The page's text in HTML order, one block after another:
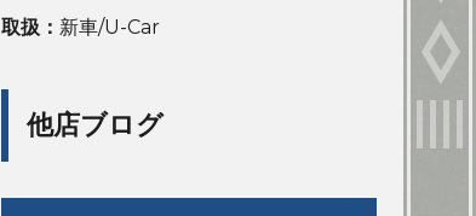
取扱： 新車/U-Car
他店ブログ